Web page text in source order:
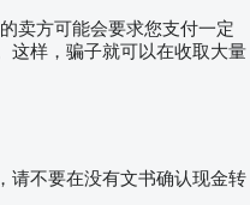
卖方可能会要求您支付一定
这样，骗子就可以在收取大量
请不要在没有文书确认现金转